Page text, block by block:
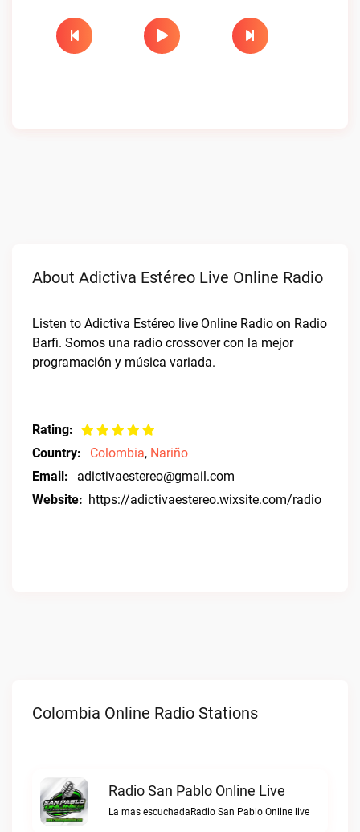
About Adictiva Estéreo Live Online Radio
Listen to Adictiva Estéreo live Online Radio on Radio
Barfi. Somos una radio crossover con la mejor
programación y música variada.
Rating:
Country:
Colombia, Nariño
Email:
adictivaestereo@gmail.com
Website: https://adictivaestereo.wixsite.com/radio
Colombia Online Radio Stations
Radio San Pablo Online Live
La mas escuchadaRadio San Pablo Online live